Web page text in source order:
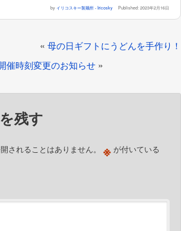
by イリコスキー製麺所 - Iricosky Published:2023年2月16日
« 母の日ギフトにうどんを手作り！
催時刻変更のお知らせ »
残す
されることはありません。 ※ が付いている